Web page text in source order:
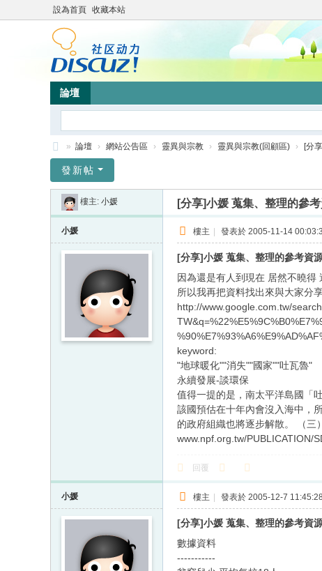
設為首頁 收藏本站
論壇
竹
» 論壇 › 網站公告區 › 靈異與宗教 › 靈異與宗教(回顧區) › [分
發新帖
樓主: 小媛 [分享]小媛 蒐集、整理的參
小媛 樓主 | 發表於 2005-11-14
[分享]小媛 蒐集、整理的參考資
因為還是有人到現在 居然不曉得
所以我再把資料找出來與大家分
http://www.google.com.tw/
keyword:
"地球暖化""消失""國家""吐瓦魯"
永續發展-談環保
值得一提的是，南太平洋島國「
該國預估在十年內會沒入海中，
的政府組織也將逐步解散。 （三
www.npf.org.tw/PUBLICATION/
回覆
小媛 樓主 | 發表於 2005-12-7 11:45:28
[分享]小媛 蒐集、整理的參考資
數據資料
-----------